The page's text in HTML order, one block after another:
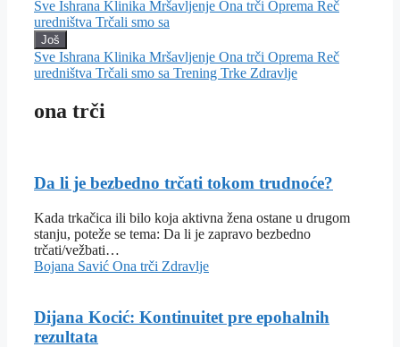
Sve Ishrana Klinika Mršavljenje Ona trči Oprema Reč
uredništva Trčali smo sa
Još
Sve Ishrana Klinika Mršavljenje Ona trči Oprema Reč
uredništva Trčali smo sa Trening Trke Zdravlje
ona trči
Da li je bezbedno trčati tokom trudnoće?
Kada trkačica ili bilo koja aktivna žena ostane u drugom
stanju, poteže se tema: Da li je zapravo bezbedno
trčati/vežbati…
Bojana Savić Ona trči Zdravlje
Dijana Kocić: Kontinuitet pre epohalnih
rezultata